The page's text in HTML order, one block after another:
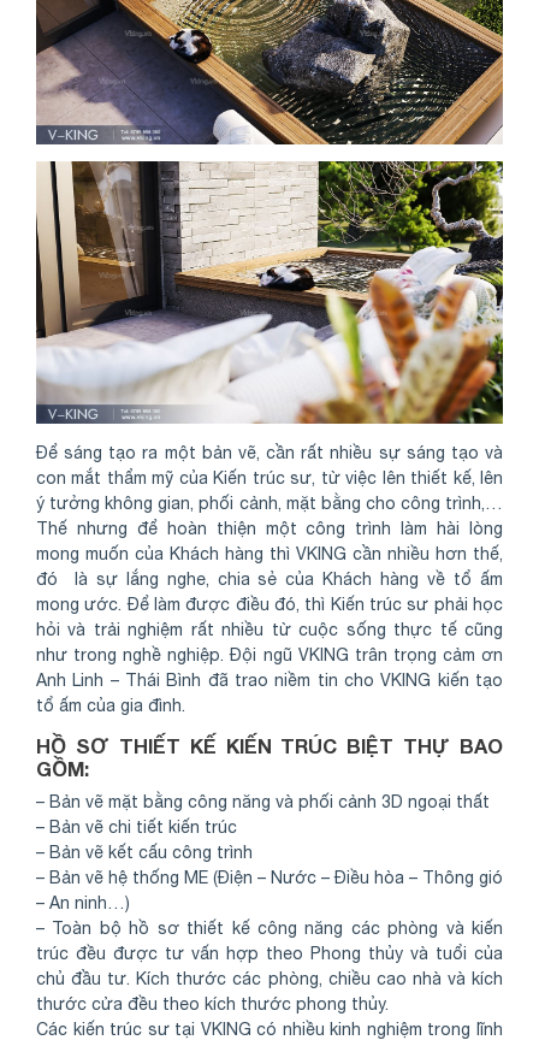
Để sáng tạo ra một bản vẽ, cần rất nhiều sự sáng tạo và
con mắt thẩm mỹ của Kiến trúc sư, từ việc lên thiết kế, lên
ý tưởng không gian, phối cảnh, mặt bằng cho công trình,…
Thế nhưng để hoàn thiện một công trình làm hài lòng
mong muốn của Khách hàng thì VKING cần nhiều hơn thế,
đó là sự lắng nghe, chia sẻ của Khách hàng về tổ ấm
mong ước. Để làm được điều đó, thì Kiến trúc sư phải học
hỏi và trải nghiệm rất nhiều từ cuộc sống thực tế cũng
như trong nghề nghiệp. Đội ngũ VKING trân trọng cảm ơn
Anh Linh – Thái Bình đã trao niềm tin cho VKING kiến tạo
tổ ấm của gia đình.
HỒ SƠ THIẾT KẾ KIẾN TRÚC BIỆT THỰ BAO
GỒM:
– Bản vẽ mặt bằng công năng và phối cảnh 3D ngoại thất
– Bản vẽ chi tiết kiến trúc
– Bản vẽ kết cấu công trình
– Bản vẽ hệ thống ME (Điện – Nước – Điều hòa – Thông gió
– An ninh…)
– Toàn bộ hồ sơ thiết kế công năng các phòng và kiến
trúc đều được tư vấn hợp theo Phong thủy và tuổi của
chủ đầu tư. Kích thước các phòng, chiều cao nhà và kích
thước cửa đều theo kích thước phong thủy.
Các kiến trúc sư tại VKING có nhiều kinh nghiệm trong lĩnh